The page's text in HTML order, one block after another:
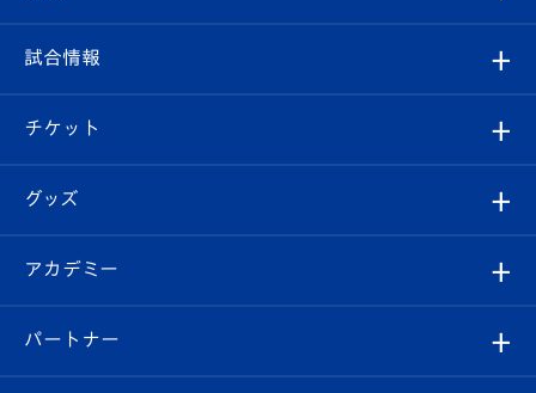
クラブ
試合情報
チケット
イベント
メディア
クラブ概要
エンブレム紹介
スタッフプロフィール
マスコット紹介
観戦ルール
はじめての観戦ガイド
Revive Team
ヴィヴィくんの長崎おもてなしガイド
試合情報
試合日程/結果
フォトギャラリー
スタジアムグルメ
チケット
チケット
V-LOVERS（ファンクラブ）
プレイヤーズスイート
グッズ
オンラインショップ
店舗情報
アカデミー
育成からのお知らせ
パートナー